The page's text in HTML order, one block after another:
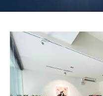
帳款轉讓
企業專案融資
房屋副擔保融資